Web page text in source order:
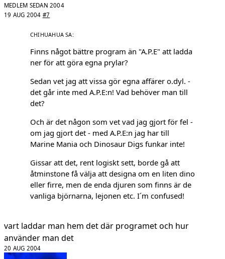
MEDLEM SEDAN 2004
19 AUG 2004 #7
Finns något bättre program än "A.P.E" att ladda
ner för att göra egna prylar?
Sedan vet jag att vissa gör egna affärer o.dyl. -
det går inte med A.P.E:n! Vad behöver man till
det?
Och är det någon som vet vad jag gjort för fel -
om jag gjort det - med A.P.E:n jag har till
Marine Mania och Dinosaur Digs funkar inte!
Gissar att det, rent logiskt sett, borde gå att
åtminstone få välja att designa om en liten dino
eller firre, men de enda djuren som finns är de
vanliga björnarna, lejonen etc. I´m confused!
vart laddar man hem det där programet och hur
använder man det
20 AUG 2004